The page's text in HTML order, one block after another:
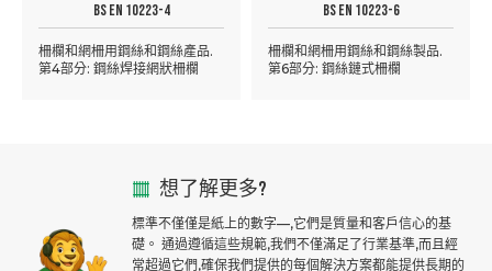
BS EN 10223-4
柵欄和網柵用鋼絲和鋼絲產品.
第4部分: 鋼絲焊接網狀柵欄
BS EN 10223-6
柵欄和網柵用鋼絲和鋼絲製品.
第6部分: 鋼絲鏈式柵欄
想了解更多?
標準不僅僅是紙上的數字—,它們是質量和客戶信心的基
礎。 通過遵循這些規範,我們不僅滿足了行業基準,而且經
常超過它們,確保我們提供的每個解決方案都能提供長期的